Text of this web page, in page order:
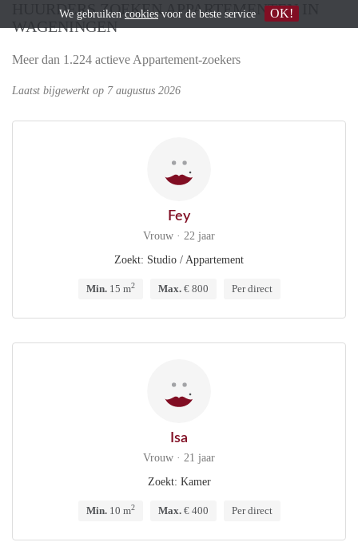
HUURDERS ZOEKEN APPARTEMENTEN IN
WAGENINGEN
Meer dan 1.224 actieve Appartement-zoekers
Laatst bijgewerkt op 7 augustus 2026
Fey
Vrouw · 22 jaar
Zoekt: Studio / Appartement
Min.15 m2 Max.€ 800 Per direct
Isa
Vrouw · 21 jaar
Zoekt: Kamer
Min.10 m2 Max.€ 400 Per direct
We gebruiken cookies voor de beste service OK!